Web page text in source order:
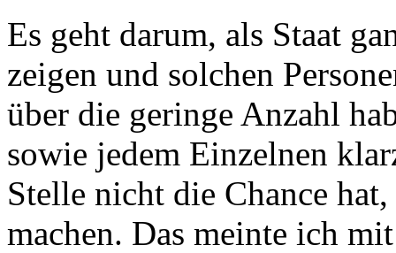
Es geht darum, als Staat
zeigen und solchen
über die geringe Anzahl
sowie jedem Einzelnen
Stelle nicht die Chance
machen. Das meinte ich